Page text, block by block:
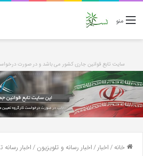
منو
سایت تابع قوانین جاری کشور می باشد و در صورت
خانه/اخبار/اخبار رسانه و تلویزیون/اخبار رسانه